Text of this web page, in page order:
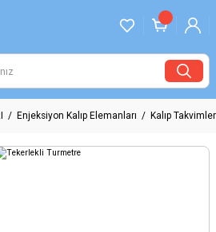
Enjeksiyon Kalıp Elemanları Kalıp